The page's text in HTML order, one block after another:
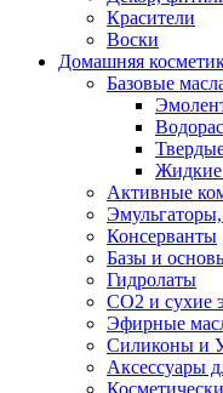
Красители
Воски
Домашняя
Базовые
Жидкие
Активные
Эмульгаторы,
Консерванты
Базы и
Гидролаты
СО2 и сухие
Эфирные
Силиконы и
Аксессуары